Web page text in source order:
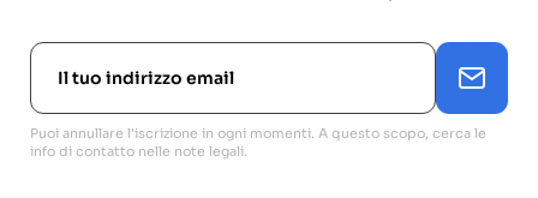
Puoi annullare l'iscrizione in ogni momenti. A questo scopo, cerca le
info di contatto nelle note legali.